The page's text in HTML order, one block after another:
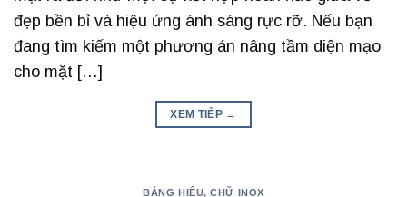
đẹp bền bỉ và hiệu ứng ánh sáng rực rỡ. Nếu bạn
đang tìm kiếm một phương án nâng tầm diện mạo
cho mặt […]
XEM TIẾP →
BẢNG HIỆU,CHỮ INOX